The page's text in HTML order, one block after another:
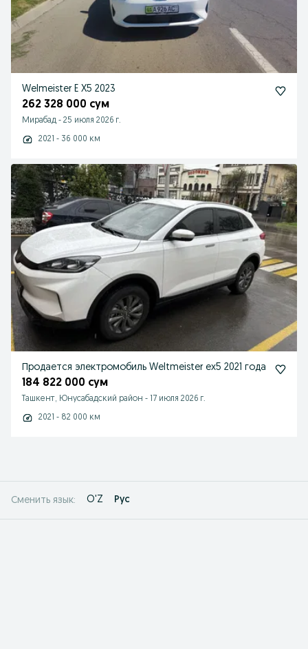
Welmeister E X5 2023
262 328 000 сум
Мирабад - 25 июля 2026 г.
2021 - 36 000 км
Продается электромобиль Weltmeister ex5 2021 года
184 822 000 сум
Ташкент, Юнусабадский район - 17 июля 2026 г.
2021 - 82 000 км
Сменить язык: O'Z Рус